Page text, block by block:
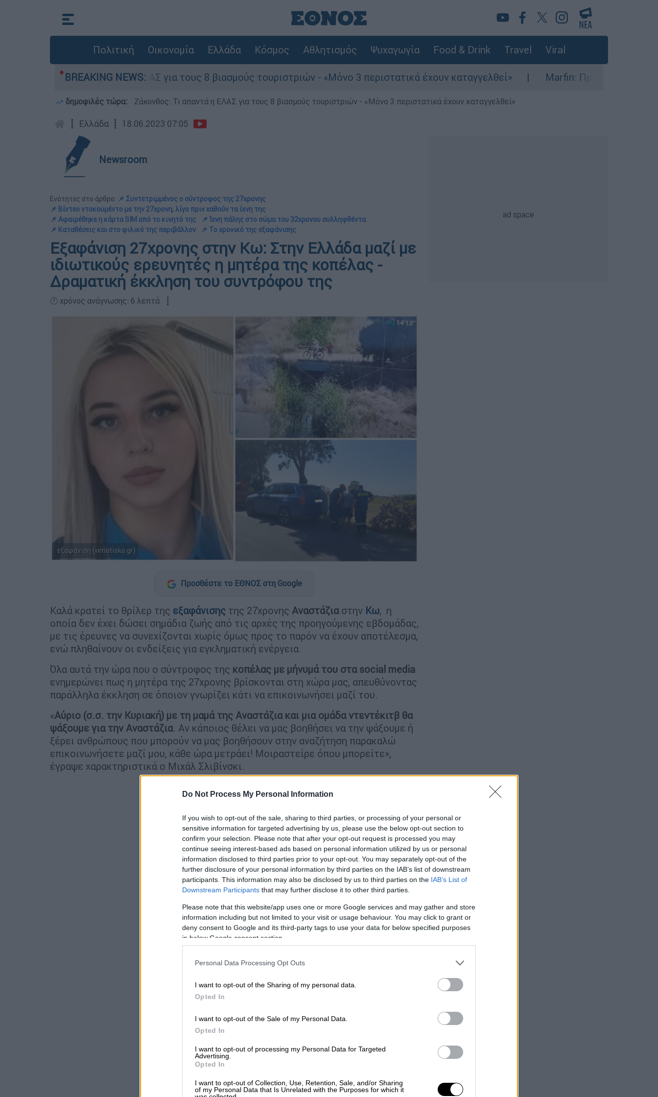
Do Not Process My Personal Information
If you wish to opt-out of the sale, sharing to third parties, or processing of your personal or
sensitive information for targeted advertising by us, please use the below opt-out section to
confirm your selection. Please note that after your opt-out request is processed you may
continue seeing interest-based ads based on personal information utilized by us or personal
information disclosed to third parties prior to your opt-out. You may separately opt-out of the
further disclosure of your personal information by third parties on the IAB’s list of downstream
participants. This information may also be disclosed by us to third parties on the IAB’s List of
Downstream Participants that may further disclose it to other third parties.
Please note that this website/app uses one or more Google services and may gather and store
information including but not limited to your visit or usage behaviour. You may click to grant or
deny consent to Google and its third-party tags to use your data for below specified purposes
in below Google consent section.
Personal Data Processing Opt Outs
I want to opt-out of the Sharing of my personal data.
Opted In
I want to opt-out of the Sale of my Personal Data.
Opted In
I want to opt-out of processing my Personal Data for Targeted
Advertising.
Opted In
I want to opt-out of Collection, Use, Retention, Sale, and/or Sharing
of my Personal Data that Is Unrelated with the Purposes for which it
Πολιτική Οικονομία Ελλάδα Κόσμος Αθλητισμός Ψυχαγωγία Food & Drink Travel Viral
BREAKING NEWS:
Τι απαντά η ΕΛΑΣ για τους 8 βιασμούς τουριστριών - «Μόνο 3 περιστατικά έχουν καταγγελθεί» Marfin: Προθεσμία για να
δημοφιλές τώρα: Ζάκυνθος: Τι απαντά η ΕΛΑΣ για τους 8 βιασμούς τουριστριών - «Μόνο 3 περιστατικά έχουν καταγγελθεί»
┋ Ελλάδα ┋ 18.06.2023 07:05
Newsroom
Ενότητες στο άρθρο: 📌 Συντετριμμένος ο σύντροφος της 27χρονης
📌 Βίντεο ντοκουμέντο με την 27χρονη, λίγο πριν χαθούν τα ίχνη της
📌 Αφαιρέθηκε η κάρτα SIM από το κινητό της
📌 Ίχνη πάλης στο σώμα του 32χρονου συλληφθέντα
📌 Καταθέσεις και στο φιλικό της περιβάλλον
📌 Το χρονικό της εξαφάνισης
Εξαφάνιση 27χρονης στην Κω: Στην Ελλάδα μαζί με
ιδιωτικούς ερευνητές η μητέρα της κοπέλας -
Δραματική έκκληση του συντρόφου της
🕛 χρόνος ανάγνωσης: 6 λεπτά ┋
εξαφάνιση (vimatisko.gr)
Προσθέστε το ΕΘΝΟΣ στη Google
Καλά κρατεί το θρίλερ της εξαφάνισης της 27χρονης Αναστάζιαστην Κω, η
οποία δεν έχει δώσει σημάδια ζωής από τις αρχές της προηγούμενης εβδομάδας,
με τις έρευνες να συνεχίζονται χωρίς όμως προς το παρόν να έχουν αποτέλεσμα,
ενώ πληθαίνουν οι ενδείξεις για εγκληματική ενέργεια.
Όλα αυτά την ώρα που ο σύντροφος της κοπέλας με μήνυμά του στα social media
ενημερώνει πως η μητέρα της 27χρονης βρίσκονται στη χώρα μας, απευθύνοντας
παράλληλα έκκληση σε όποιον γνωρίζει κάτι να επικοινωνήσει μαζί του.
«Αύριο (σ.σ. την Κυριακή) με τη μαμά της Αναστάζια και μια ομάδα ντεντέκιτβ θα
ψάξουμε για την Αναστάζια. Αν κάποιος θέλει να μας βοηθήσει να την ψάξουμε ή
ξέρει ανθρώπους που μπορούν να μας βοηθήσουν στην αναζήτηση παρακαλώ
επικοινωνήσετε μαζί μου, κάθε ώρα μετράει! Μοιραστείρε όπου μπορείτε»,
έγραψε χαρακτηριστικά ο Μιχάλ Σλιβίνσκι.